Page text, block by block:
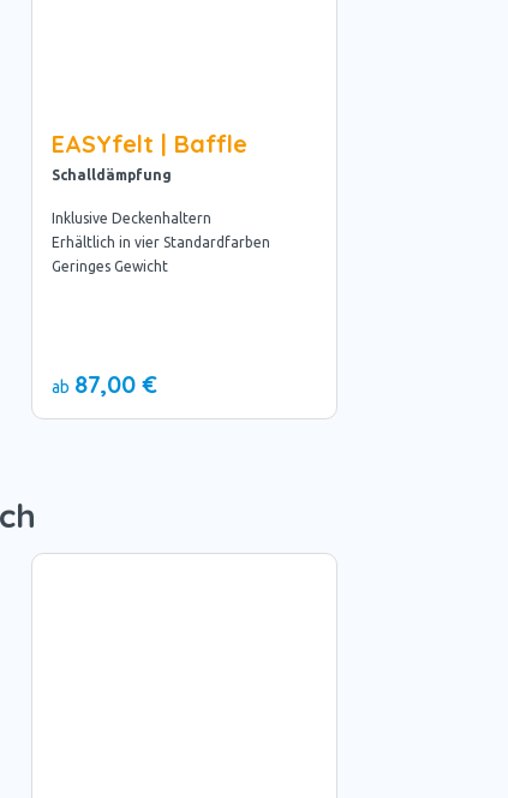
EASYfelt | Baffle
Schalldämpfung
Inklusive Deckenhaltern
Erhältlich in vier Standardfarben
Geringes Gewicht
ab 87,00 €